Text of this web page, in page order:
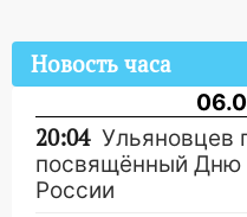
Новость часа
20:04 Ульяновцев
посвящённый Дню
России